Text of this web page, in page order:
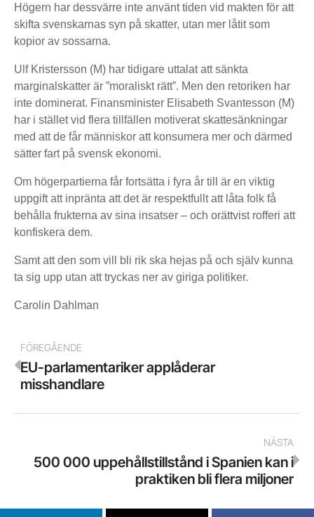
Högern har dessvärre inte använt tiden vid makten för att
skifta svenskarnas syn på skatter, utan mer låtit som
kopior av sossarna.
Ulf Kristersson (M) har tidigare uttalat att sänkta
marginalskatter är ”moraliskt rätt”. Men den retoriken har
inte dominerat. Finansminister Elisabeth Svantesson (M)
har i stället vid flera tillfällen motiverat skattesänkningar
med att de får människor att konsumera mer och därmed
sätter fart på svensk ekonomi.
Om högerpartierna får fortsätta i fyra år till är en viktig
uppgift att inpränta att det är respektfullt att låta folk få
behålla frukterna av sina insatser – och orättvist rofferi att
konfiskera dem.
Samt att den som vill bli rik ska hejas på och själv kunna
ta sig upp utan att tryckas ner av giriga politiker.
Carolin Dahlman
FÖREGÅENDE
EU-parlamentariker applåderar
misshandlare
NÄSTA
500 000 uppehållstillstånd i Spanien kan i
praktiken bli flera miljoner